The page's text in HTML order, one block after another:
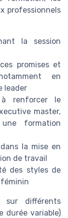
professionnels
la session
promises et
en
leader
renforcer le
master,
formation
la mise en
de travail
des styles de
féminin
sur différents
durée variable)